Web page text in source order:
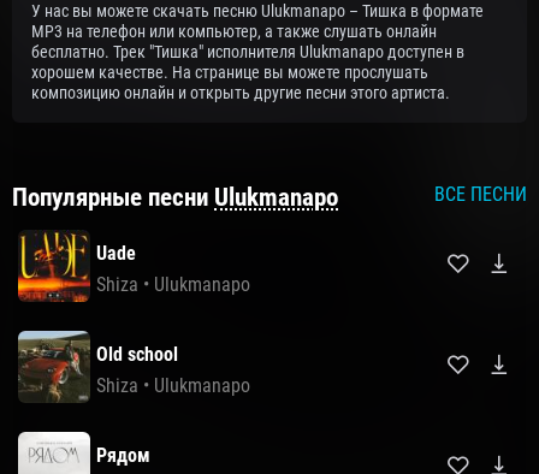
У нас вы можете скачать песню Ulukmanapo – Тишка в формате
MP3 на телефон или компьютер, а также слушать онлайн
бесплатно. Трек "Тишка" исполнителя Ulukmanapo доступен в
хорошем качестве. На странице вы можете прослушать
композицию онлайн и открыть другие песни этого артиста.
Популярные песни Ulukmanapo ВСЕ ПЕСНИ
Uade
Shiza • Ulukmanapo
Old school
Shiza • Ulukmanapo
Рядом